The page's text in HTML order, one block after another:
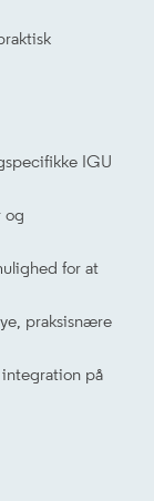
IGU
og
for at
praksisnære
på